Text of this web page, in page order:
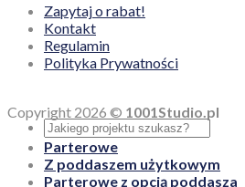
Zapytaj o rabat!
Kontakt
Regulamin
Polityka Prywatności
Copyright 2026 © 1001Studio.pl
Parterowe
Z poddaszem użytkowym
Parterowe z opcją poddasza